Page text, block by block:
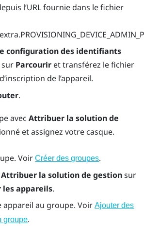
l’URL fournie dans le fichier
configuration des identifiants
sur Parcouriret transférez le fichier
de l’appareil.
.
avec Attribuer la solution de
et assignez votre casque.
VoirCréer des groupes.
Attribuer la solution de gestionsur
les appareils.
appareil au groupe. VoirAjouter des
groupe.